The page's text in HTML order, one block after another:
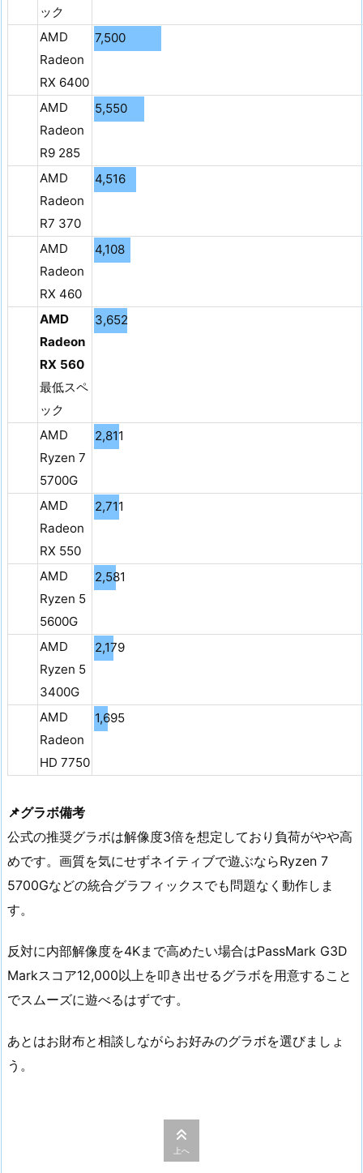
ック
AMD
Radeon
RX 6400
7,500
AMD
Radeon
R9 285
5,550
AMD
Radeon
R7 370
4,516
AMD
Radeon
RX 460
4,108
AMD
Radeon
RX 560
最低スペ
ック
3,652
AMD
Ryzen 7
5700G
2,811
AMD
Radeon
RX 550
2,711
AMD
Ryzen 5
5600G
2,581
AMD
Ryzen 5
3400G
2,179
AMD
Radeon
HD 7750
1,695
📌グラボ備考
公式の推奨グラボは解像度3倍を想定しており負荷がやや高
めです。画質を気にせずネイティブで遊ぶならRyzen 7
5700Gなどの統合グラフィックスでも問題なく動作しま
す。
反対に内部解像度を4Kまで高めたい場合はPassMark G3D
Markスコア12,000以上を叩き出せるグラボを用意すること
でスムーズに遊べるはずです。
あとはお財布と相談しながらお好みのグラボを選びましょ
う。
上へ